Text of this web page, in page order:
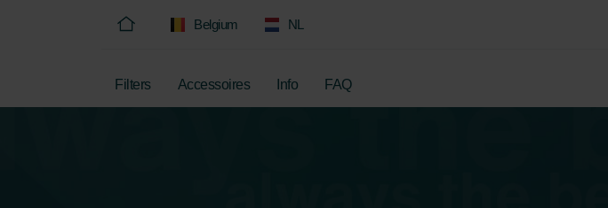
Belgium NL
Filters Accessoires Info FAQ